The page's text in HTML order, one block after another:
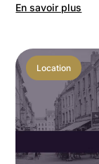
En savoir plus
Location